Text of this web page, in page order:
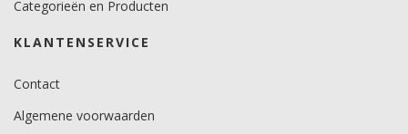
Levensduurverwachting
Ja.
Categorieën en Producten
KLANTENSERVICE
Contact
Algemene voorwaarden